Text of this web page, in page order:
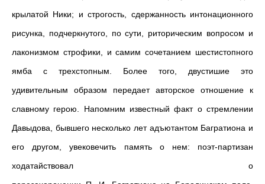
крылатой Ники; и строгость, сдержанность интонационного
рисунка, подчеркнутого, по сути, риторическим вопросом и
лаконизмом строфики, и самим сочетанием шестистопного
ямба с трехстопным. Более того, двустишие это
удивительным образом передает авторское отношение к
славному герою. Напомним известный факт о стремлении
Давыдова, бывшего несколько лет адъютантом Багратиона и
его другом, увековечить память о нем: поэт-партизан
ходатайствовал о